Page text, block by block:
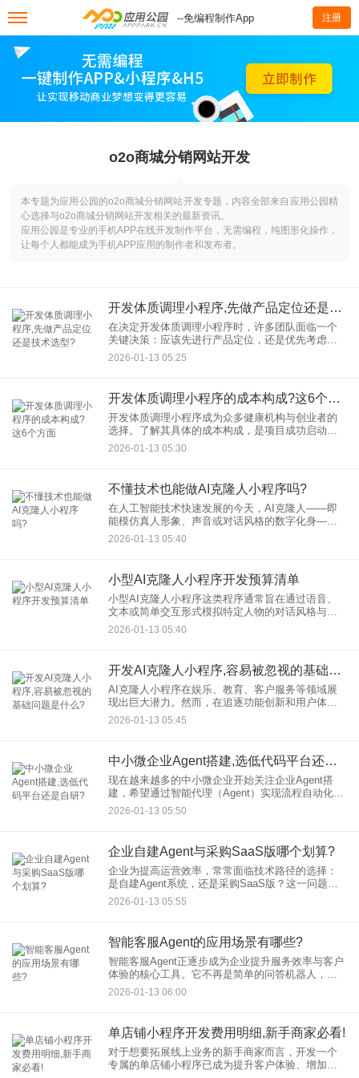
--免编程制作App 注册
o2o商城分销网站开发
本专题为应用公园的o2o商城分销网站开发专题，内容全部来自应用公园精
心选择与o2o商城分销网站开发相关的最新资讯。
应用公园是专业的手机APP在线开发制作平台，无需编程，纯图形化操作，
让每个人都能成为手机APP应用的制作者和发布者。
开发体质调理小程序,先做产品定位还是技术选型?
在决定开发体质调理小程序时，许多团队面临一个
关键决策：应该先进行产品定位，还是优先考虑技
术选型？这个问题看似简单，却直接影响项目的方
向与成本。正确的流程不仅能提升开发效率，还能
2026-01-13 05:25
开发体质调理小程序的成本构成?这6个方面
开发体质调理小程序成为众多健康机构与创业者的
选择。了解其具体的成本构成，是项目成功启动与
预算规划的关键。本文将围绕“开发体质调理小程
序”的核心需求，详细解析其“小程序成本构成”的六个
2026-01-13 05:30
不懂技术也能做AI克隆人小程序吗?
在人工智能技术快速发展的今天，AI克隆人——即
能模仿真人形象、声音或对话风格的数字化身——
已不再是科幻概念。许多人都想拥有一个自己的AI
克隆人或为企业打造一个虚拟代言人，但一想到编
2026-01-13 05:40
小型AI克隆人小程序开发预算清单
小型AI克隆人小程序这类程序通常旨在通过语音、
文本或简单交互形式模拟特定人物的对话风格与知
识特征。若您正计划启动此类项目，一份清晰的开
发预算清单将有助于合理规划资源与控制成本。以
2026-01-13 05:40
开发AI克隆人小程序,容易被忽视的基础问题是什么?
AI克隆人小程序在娱乐、教育、客户服务等领域展
现出巨大潜力。然而，在追逐功能创新和用户体验
的同时，一些至关重要的基础问题却常常被忽视。
本文将深入探讨在开发AI克隆人小程序时，那些关
2026-01-13 05:45
中小微企业Agent搭建,选低代码平台还是自研?
现在越来越多的中小微企业开始关注企业Agent搭
建，希望通过智能代理（Agent）实现流程自动化、
客户服务优化或数据分析提效。然而，面对技术资
源有限、成本敏感的现实，企业常陷入两难：该选
2026-01-13 05:50
企业自建Agent与采购SaaS版哪个划算?
企业为提高运营效率，常常面临技术路径的选择：
是自建Agent系统，还是采购SaaS版？这一问题直
接关系到成本、效率与长期发展。本文将从多角度
对比分析，帮助企业根据自身情况做出经济划算的
2026-01-13 05:55
智能客服Agent的应用场景有哪些?
智能客服Agent正逐步成为企业提升服务效率与客户
体验的核心工具。它不再是简单的问答机器人，而
是能够理解语境、处理复杂任务并实现多轮对话的
智能助手。那么，智能客服Agent在实际业务中究竟
2026-01-13 06:00
单店铺小程序开发费用明细,新手商家必看!
对于想要拓展线上业务的新手商家而言，开发一个
专属的单店铺小程序已成为提升客户体验、增加销